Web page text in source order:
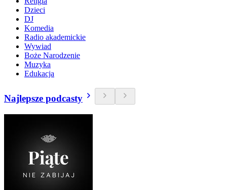
Dzieci
DJ
Komedia
Radio akademickie
Wywiad
Boże Narodzenie
Muzyka
Edukacja
Najlepsze podcasty